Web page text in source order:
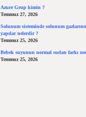
Azure Grup kimin ?
Temmuz 27, 2026
Solunum sisteminde solunum
yapılar nelerdir ?
Temmuz 25, 2026
Bebek suyunun normal sudan farkı
Temmuz 25, 2026